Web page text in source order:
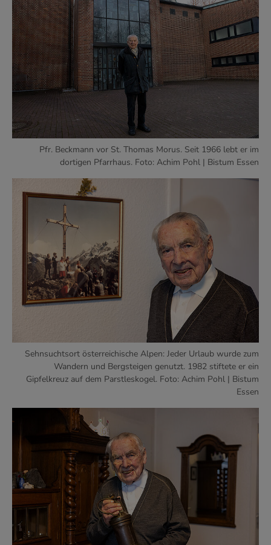
Pfr. Beckmann vor St. Thomas Morus. Seit 1966 lebt er im
dortigen Pfarrhaus. Foto: Achim Pohl | Bistum Essen
Sehnsuchtsort österreichische Alpen: Jeder Urlaub wurde zum
Wandern und Bergsteigen genutzt. 1982 stiftete er ein
Gipfelkreuz auf dem Parstleskogel. Foto: Achim Pohl | Bistum
Essen